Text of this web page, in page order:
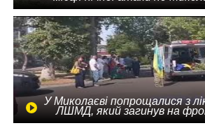
У Миколаєві попрощалися з
ЛШМД, який загинув на